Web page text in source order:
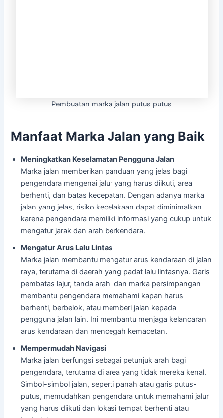
Pembuatan marka jalan putus putus
Manfaat Marka Jalan yang Baik
Meningkatkan Keselamatan Pengguna Jalan
Marka jalan memberikan panduan yang jelas bagi
pengendara mengenai jalur yang harus diikuti, area
berhenti, dan batas kecepatan. Dengan adanya marka
jalan yang jelas, risiko kecelakaan dapat diminimalkan
karena pengendara memiliki informasi yang cukup untuk
mengatur jarak dan arah berkendara.
Mengatur Arus Lalu Lintas
Marka jalan membantu mengatur arus kendaraan di jalan
raya, terutama di daerah yang padat lalu lintasnya. Garis
pembatas lajur, tanda arah, dan marka persimpangan
membantu pengendara memahami kapan harus
berhenti, berbelok, atau memberi jalan kepada
pengguna jalan lain. Ini membantu menjaga kelancaran
arus kendaraan dan mencegah kemacetan.
Mempermudah Navigasi
Marka jalan berfungsi sebagai petunjuk arah bagi
pengendara, terutama di area yang tidak mereka kenal.
Simbol-simbol jalan, seperti panah atau garis putus-
putus, memudahkan pengendara untuk memahami jalur
yang harus diikuti dan lokasi tempat berhenti atau